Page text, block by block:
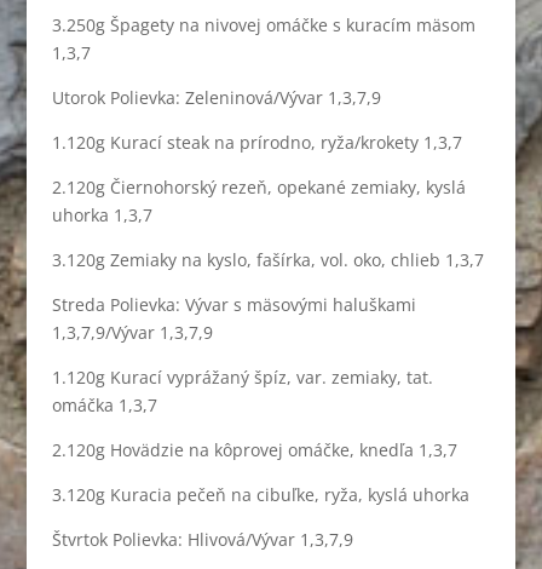
3.250g Špagety na nivovej omáčke s kuracím mäsom
1,3,7
Utorok Polievka: Zeleninová/Vývar 1,3,7,9
1.120g Kurací steak na prírodno, ryža/krokety 1,3,7
2.120g Čiernohorský rezeň, opekané zemiaky, kyslá
uhorka 1,3,7
3.120g Zemiaky na kyslo, fašírka, vol. oko, chlieb 1,3,7
Streda Polievka: Vývar s mäsovými haluškami
1,3,7,9/Vývar 1,3,7,9
1.120g Kurací vyprážaný špíz, var. zemiaky, tat.
omáčka 1,3,7
2.120g Hovädzie na kôprovej omáčke, knedľa 1,3,7
3.120g Kuracia pečeň na cibuľke, ryža, kyslá uhorka
Štvrtok Polievka: Hlivová/Vývar 1,3,7,9